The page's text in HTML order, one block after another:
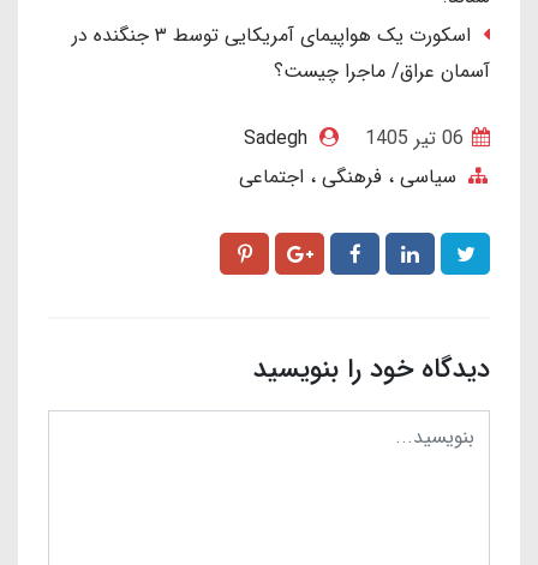
اسکورت یک هواپیمای آمریکایی توسط ۳ جنگنده در
آسمان عراق/ ماجرا چیست؟
Sadegh
سیاسی ، فرهنگی ، اجتماعی
دیدگاه خود را بنویسید